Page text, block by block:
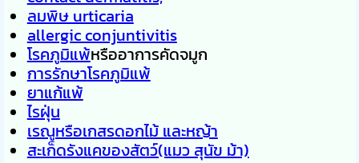
ลมพิษ urticaria
allergic conjuntivitis
โรคภูมิแพ้หรืออาการคัดจมูก
การรักษาโรคภูมิแพ้
ยาแก้แพ้
ไรฝุ่น
เรณูหรือเกสรดอกไม้ และหญ้า
สะเก็ดรังแคของสัตว์(แมว สุนัข ม้า)